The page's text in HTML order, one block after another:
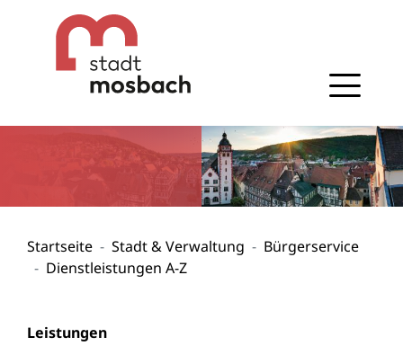
Gehe zum Navigationsbereich
Gehe zum Inhalt
Startseite Stadt & Verwaltung
Bürgerservice
Dienstleistungen A-Z
Leistungen